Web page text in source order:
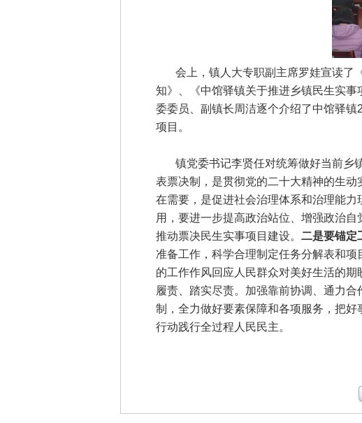
会上，镇人大专职副主席罗娃宣读了
知》、《中馆驿镇关于推进乡镇民生实
委委员、副镇长周洁逐个介绍了中馆驿
项目。
镇党委书记李贤任对统筹做好当前乡镇
表票决制，是贯彻党的二十大精神的生
在需要，是促进社会治理体系和治理能
用，要进一步提高政治站位、增强政治
推动票决民生实事项目建设。 二是要锚定
准备工作，科学合理制定任务分解表和
的工作作风回应人民群众对美好生活的期
履责、踏实尽责。加强靠前协调、通力合
制，全力做好要素保障和各项服务，把好
行动践行全过程人民民主。